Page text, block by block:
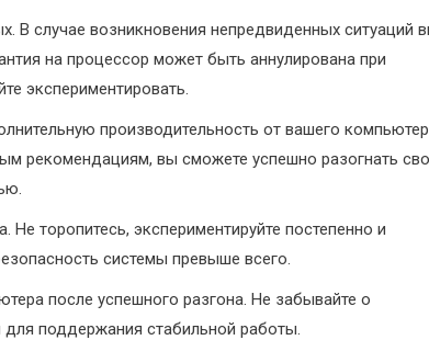
В случае возникновения непредвиденных ситуаций
на процессор может быть аннулирована при
экспериментировать.
производительность от вашего
рекомендациям, вы сможете успешно разогнать
торопитесь, экспериментируйте постепенно и
системы превыше всего.
после успешного разгона. Не забывайте о
поддержания стабильной работы.